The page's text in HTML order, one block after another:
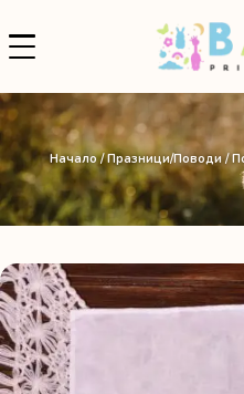
Начало/Празници/Поводи/